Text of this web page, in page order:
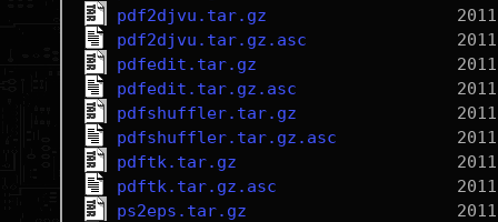
pdf2djvu.tar.gz
pdf2djvu.tar.gz.asc
pdfedit.tar.gz
pdfedit.tar.gz.asc
pdfshuffler.tar.gz
pdfshuffler.tar.gz.asc
pdftk.tar.gz
pdftk.tar.gz.asc
ps2eps.tar.gz